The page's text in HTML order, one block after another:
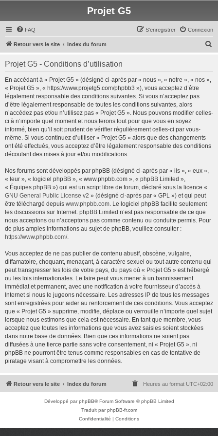
Projet G5
FAQ Connexion
S’enregistrer
Retour vers le site Index du forum
c
Projet G5 - Conditions d’utilisation
En accédant à « Projet G5 » (désigné ci-après par « nous », « notre », « nos »,
« Projet G5 », « https://www.projetg5.com/phpbb3 »), vous acceptez d’être
légalement responsable des conditions suivantes. Si vous n’acceptez pas
d’être légalement responsable de toutes les conditions suivantes, alors
n’accédez pas et/ou n’utilisez pas « Projet G5 ». Nous pouvons modifier celles-
ci à n’importe quel moment et nous ferons tout pour que vous en soyez
informé, bien qu’il soit prudent de vérifier régulièrement celles-ci par vous-
même. Si vous continuez d’utiliser « Projet G5 » alors que des changements
ont été effectués, vous acceptez d’être légalement responsable des conditions
découlant des mises à jour et/ou modifications.
Nos forums sont développés par phpBB (désigné ci-après par « ils », « eux »,
« leur », « logiciel phpBB », « www.phpbb.com », « phpBB Limited »,
« Équipes phpBB ») qui est un script libre de forum, déclaré sous la licence «
GNU General Public License v2 » (désigné ci-après par « GPL ») et qui peut
être téléchargé depuis www.phpbb.com. Le logiciel phpBB facilite seulement
les discussions sur Internet. phpBB Limited n’est pas responsable de ce que
nous acceptons ou n’acceptons pas comme contenu ou conduite permis. Pour
de plus amples informations au sujet de phpBB, veuillez consulter :
https://www.phpbb.com/.
Vous acceptez de ne pas publier de contenu abusif, obscène, vulgaire,
diffamatoire, choquant, menaçant, à caractère sexuel ou tout autre contenu qui
peut transgresser les lois de votre pays, du pays où « Projet G5 » est hébergé
ou les lois internationales. Le faire peut vous mener à un bannissement
immédiat et permanent, avec une notification à votre fournisseur d’accès à
Internet si nous le jugeons nécessaire. Les adresses IP de tous les messages
sont enregistrées pour aider au renforcement de ces conditions. Vous acceptez
que « Projet G5 » supprime, modifie, déplace ou verrouille n’importe quel sujet
lorsque nous estimons que cela est nécessaire. En tant que membre, vous
acceptez que toutes les informations que vous avez saisies soient stockées
dans notre base de données. Bien que ces informations ne soient pas
diffusées à une tierce partie sans votre consentement, ni « Projet G5 », ni
phpBB ne pourront être tenus comme responsables en cas de tentative de
piratage visant à compromettre les données.
Retour vers le site Index du forum Heures au format UTC+02:00
Développé parphpBB® Forum Software © phpBB Limited
Traduit parphpBB-fr.com
Confidentialité | Conditions